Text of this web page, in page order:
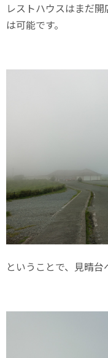
レストハウスはまだ
は可能です。
ということで、見晴台